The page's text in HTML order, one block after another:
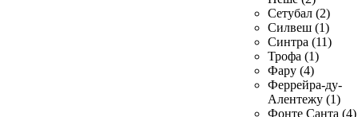
Сетубал (2)
Силвеш (1)
Синтра (11)
Трофа (1)
Фару (4)
Феррейра-ду-
Алентежу (1)
Фонте Санта (4)